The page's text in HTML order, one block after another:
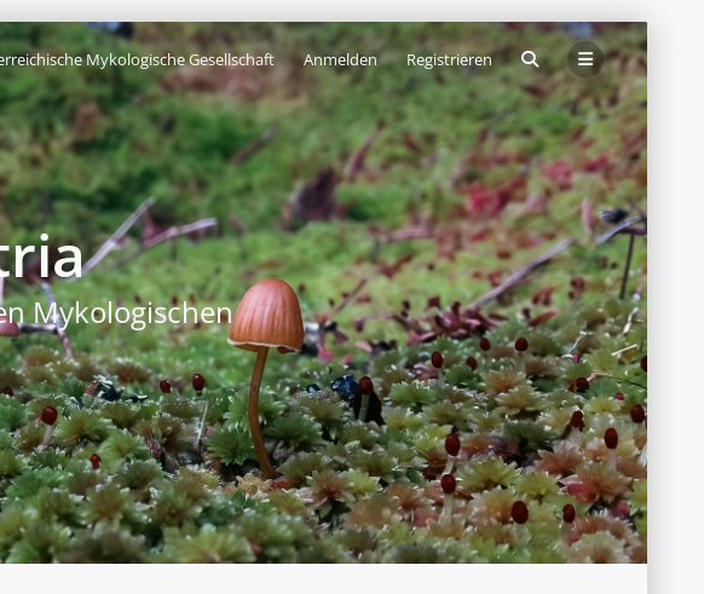
Mykologische Gesellschaft Anmelden Registrieren
Mykologischen